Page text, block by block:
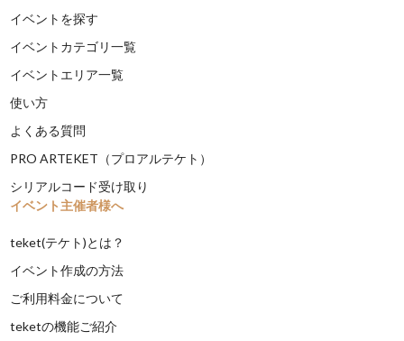
イベントを探す
イベントカテゴリ一覧
イベントエリア一覧
使い方
よくある質問
PRO ARTEKET（プロアルテケト）
シリアルコード受け取り
イベント主催者様へ
teket(テケト)とは？
イベント作成の方法
ご利用料金について
teketの機能ご紹介